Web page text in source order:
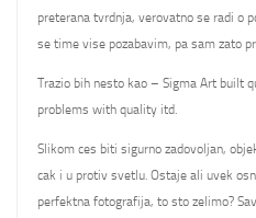
preterana tvrdnja, verovatno se radi o
se time vise pozabavim, pa sam zato
Trazio bih nesto kao – Sigma Art built
problems with quality itd.
Slikom ces biti sigurno zadovoljan,
cak i u protiv svetlu. Ostaje ali uvek
perfektna fotografija, to sto zelimo?